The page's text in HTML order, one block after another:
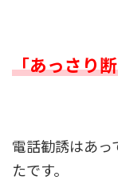
「あっさり
電話勧誘はあっ
たです。